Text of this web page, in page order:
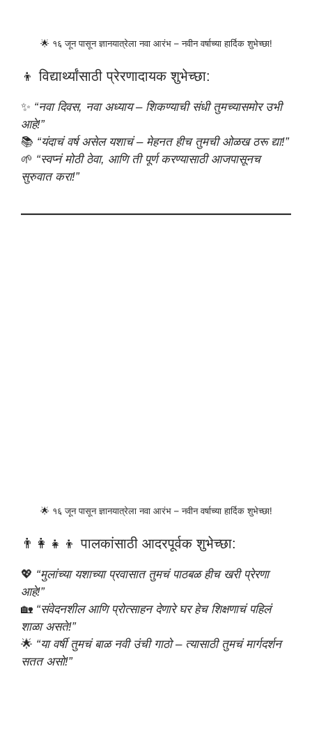
🌟 १६ जून पासून ज्ञानयात्रेला नवा आरंभ – नवीन वर्षाच्या हार्दिक शुभेच्छा!
👦 विद्यार्थ्यांसाठी प्रेरणादायक शुभेच्छा:
✨ “नवा दिवस, नवा अध्याय – शिकण्याची संधी तुमच्यासमोर उभी
आहे!”
📚 “यंदाचं वर्ष असेल यशाचं – मेहनत हीच तुमची ओळख ठरू द्या!”
🌱 “स्वप्नं मोठी ठेवा, आणि ती पूर्ण करण्यासाठी आजपासूनच
सुरुवात करा!”
🌟 १६ जून पासून ज्ञानयात्रेला नवा आरंभ – नवीन वर्षाच्या हार्दिक शुभेच्छा!
👨‍👩‍👧‍👦 पालकांसाठी आदरपूर्वक शुभेच्छा:
💖 “मुलांच्या यशाच्या प्रवासात तुमचं पाठबळ हीच खरी प्रेरणा
आहे!”
🏡 “संवेदनशील आणि प्रोत्साहन देणारे घर हेच शिक्षणाचं पहिलं
शाळा असते!”
🌟 “या वर्षी तुमचं बाळ नवी उंची गाठो – त्यासाठी तुमचं मार्गदर्शन
सतत असो!”